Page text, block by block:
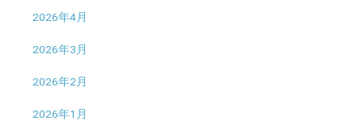
2026年4月
2026年3月
2026年2月
2026年1月